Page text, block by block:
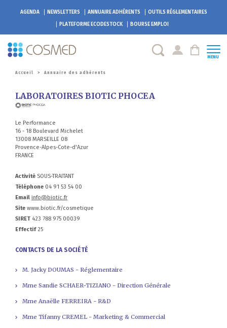
AGENDA NEWSLETTERS ANNUAIRE ADHÉRENTS
OUTILS RÉGLEMENTAIRES
PLATEFORMEECODESTOCK BOURSE EMPLOI
MENU
Accueil > Annuaire des adhérents
LABORATOIRES BIOTIC PHOCEA
Le Performance
16 - 18 Boulevard Michelet
13008 MARSEILLE 08
Provence-Alpes-Cote-d'Azur
FRANCE
Activité SOUS-TRAITANT
Téléphone 04 91 53 54 00
Email info@biotic.fr
Site www.biotic.fr/cosmetique
SIRET 423 788 975 00039
Effectif25
CONTACTS DE LA SOCIÉTÉ
M. Jacky DOUMAS - Réglementaire
Mme Sandie SCHAER-TIZIANO - Direction Générale
Mme Anaëlle FERREIRA - R&D
Mme Tifanny CREMEL - Marketing & Commercial